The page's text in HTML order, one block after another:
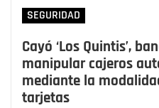
SEGURIDAD
Cayó ‘Los Quintis’,
manipular cajeros
mediante la
tarjetas